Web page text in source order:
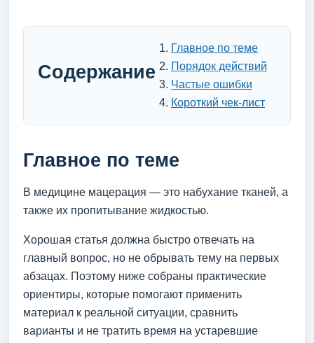
Содержание
Главное по теме
Порядок действий
Частые ошибки
Короткий чек-лист
Главное по теме
В медицине мацерация — это набухание тканей, а
также их пропитывание жидкостью.
Хорошая статья должна быстро отвечать на
главный вопрос, но не обрывать тему на первых
абзацах. Поэтому ниже собраны практические
ориентиры, которые помогают применить
материал к реальной ситуации, сравнить
варианты и не тратить время на устаревшие